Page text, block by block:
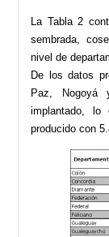
La Tabla 2
sembrada,
nivel de
De los datos
Paz, Nogoyá
implantado,
producido con